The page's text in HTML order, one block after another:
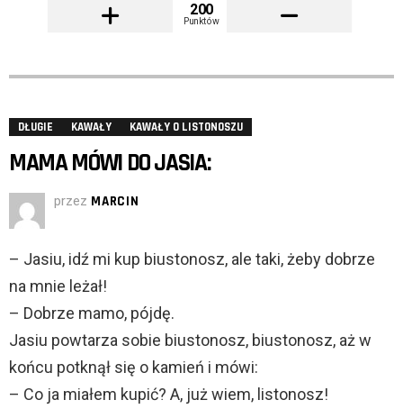
200
Punktów
DŁUGIE KAWAŁY KAWAŁY O LISTONOSZU
MAMA MÓWI DO JASIA:
przez MARCIN
– Jasiu, idź mi kup biustonosz, ale taki, żeby dobrze
na mnie leżał!
– Dobrze mamo, pójdę.
Jasiu powtarza sobie biustonosz, biustonosz, aż w
końcu potknął się o kamień i mówi:
– Co ja miałem kupić? A, już wiem, listonosz!